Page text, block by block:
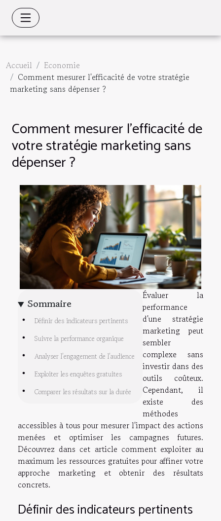
Accueil
Economie
Comment mesurer l'efficacité de votre stratégie
marketing sans dépenser ?
Comment mesurer l'efficacité de
votre stratégie marketing sans
dépenser ?
Sommaire
Définir des indicateurs pertinents
Suivre la performance organique
Analyser l’engagement de l’audience
Exploiter les enquêtes gratuites
Comparer les résultats sur la durée
Évaluer la
performance
d'une stratégie
marketing peut
sembler
complexe sans
investir dans des
outils coûteux.
Cependant, il
existe des
méthodes
accessibles à tous pour mesurer l'impact des actions
menées et optimiser les campagnes futures.
Découvrez dans cet article comment exploiter au
maximum les ressources gratuites pour affiner votre
approche marketing et obtenir des résultats
concrets.
Définir des indicateurs pertinents